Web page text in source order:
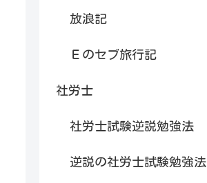
放浪記
Ｅのセブ旅行記
社労士
社労士試験逆説勉強法
逆説の社労士試験勉強法